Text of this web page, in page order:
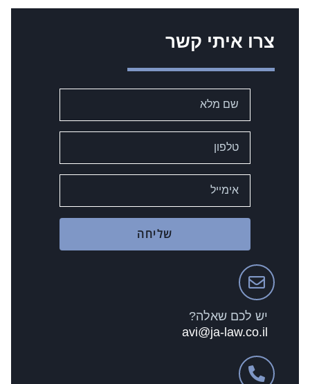
צרו איתי קשר
שליחה
יש לכם שאלה?
avi@ja-law.co.il